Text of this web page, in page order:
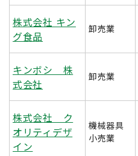
株式会社 キン
グ食品
卸売業
キンボシ 株
式会社
卸売業
株式会社 ク
オリティデザ
イン
機械器具
小売業